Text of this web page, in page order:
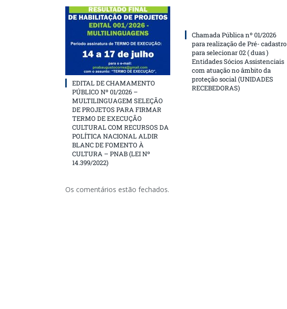
EDITAL DE CHAMAMENTO
PÚBLICO Nº 01/2026 –
MULTILINGUAGEM SELEÇÃO
DE PROJETOS PARA FIRMAR
TERMO DE EXECUÇÃO
CULTURAL COM RECURSOS DA
POLÍTICA NACIONAL ALDIR
BLANC DE FOMENTO À
CULTURA – PNAB (LEI Nº
14.399/2022)
Chamada Pública nº 01/2026
para realização de Pré- cadastro
para selecionar 02 ( duas )
Entidades Sócios Assistenciais
com atuação no âmbito da
proteção social (UNIDADES
RECEBEDORAS)
Os comentários estão fechados.